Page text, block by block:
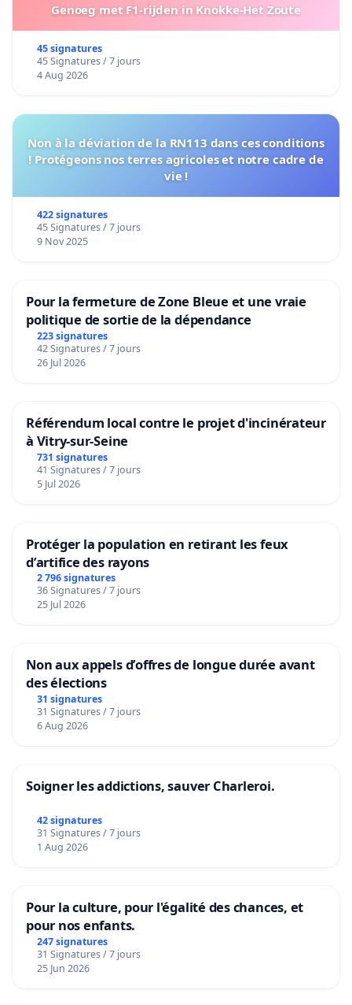
Genoeg met F1-rijden in Knokke-Het Zoute
45 signatures
45 Signatures / 7 jours
4 Aug 2026
Non à la déviation de la RN113 dans ces conditions
! Protégeons nos terres agricoles et notre cadre de
vie !
422 signatures
45 Signatures / 7 jours
9 Nov 2025
Pour la fermeture de Zone Bleue et une vraie
politique de sortie de la dépendance
223 signatures
42 Signatures / 7 jours
26 Jul 2026
Référendum local contre le projet d'incinérateur
à Vitry-sur-Seine
731 signatures
41 Signatures / 7 jours
5 Jul 2026
Protéger la population en retirant les feux
d’artifice des rayons
2 796 signatures
36 Signatures / 7 jours
25 Jul 2026
Non aux appels d’offres de longue durée avant
des élections
31 signatures
31 Signatures / 7 jours
6 Aug 2026
Soigner les addictions, sauver Charleroi.
42 signatures
31 Signatures / 7 jours
1 Aug 2026
Pour la culture, pour l'égalité des chances, et
pour nos enfants.
247 signatures
31 Signatures / 7 jours
25 Jun 2026